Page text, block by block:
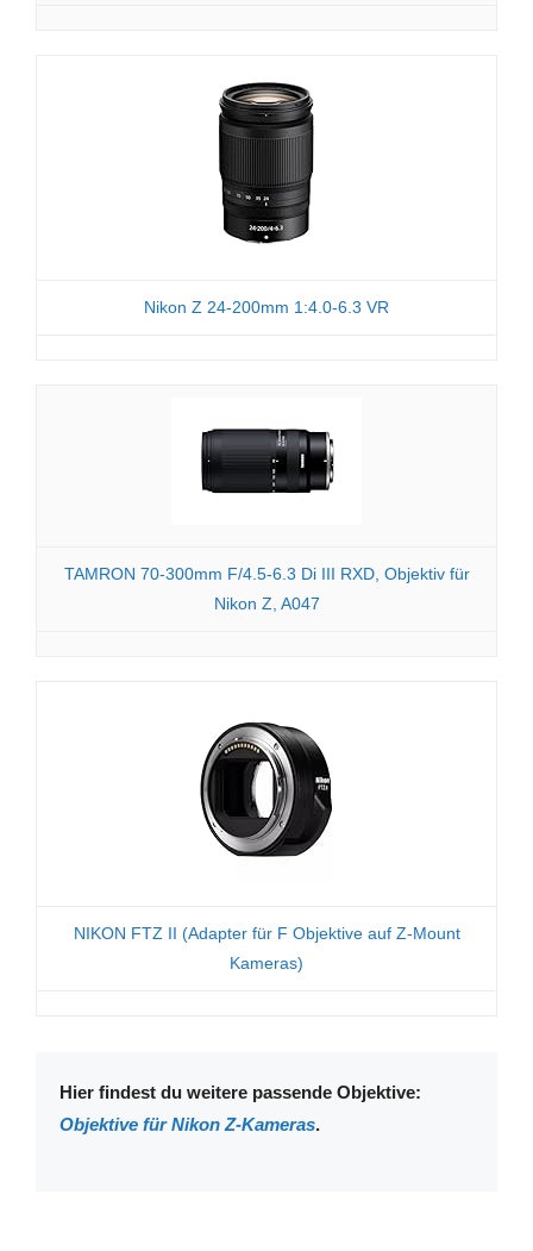
Nikon Z 24-200mm 1:4.0-6.3 VR
TAMRON 70-300mm F/4.5-6.3 Di III RXD, Objektiv für
Nikon Z, A047
NIKON FTZ II (Adapter für F Objektive auf Z-Mount
Kameras)
Hier findest du weitere passende Objektive:
Objektive für Nikon Z-Kameras.